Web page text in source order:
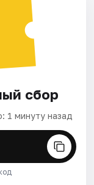
сбор
1 минуту назад